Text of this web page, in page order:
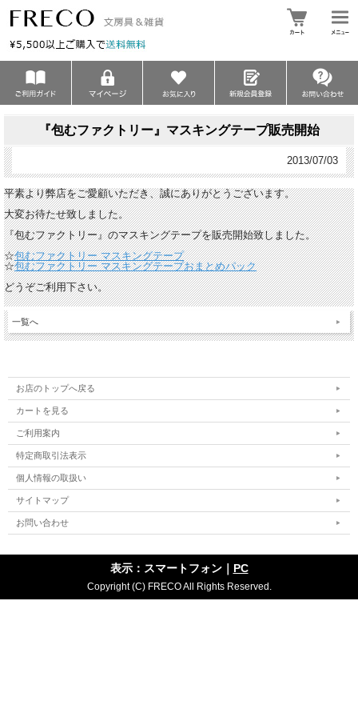
『包むファクトリー』マスキングテープ販売開始
2013/07/03
平素より弊店をご愛顧いただき、誠にありがとうございます。
大変お待たせ致しました。
『包むファクトリー』のマスキングテープを販売開始致しました。
☆包むファクトリー マスキングテープ
☆包むファクトリー マスキングテープおまとめパック
どうぞご利用下さい。
一覧へ
お店のトップへ戻る
カートを見る
ご利用案内
特定商取引法表示
個人情報の取扱い
サイトマップ
お問い合わせ
表示：スマートフォン｜ PC
Copyright (C) FRECO All Rights Reserved.